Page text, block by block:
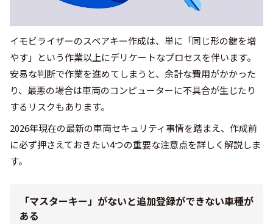
イモビライザーのスペアキー作成は、単に「同じ形の鍵を増
やす」という作業以上にデリケートなプロセスを伴います。
安易な判断で作業を進めてしまうと、余計な費用がかかった
り、最悪の場合は車両のコンピューターに不具合が生じたり
するリスクもあります。
2026年現在の最新の車両セキュリティ事情を踏まえ、作成前
に必ず押さえておきたい4つの重要な注意点を詳しく解説しま
す。
「マスターキー」がないと追加登録ができない車種が
ある